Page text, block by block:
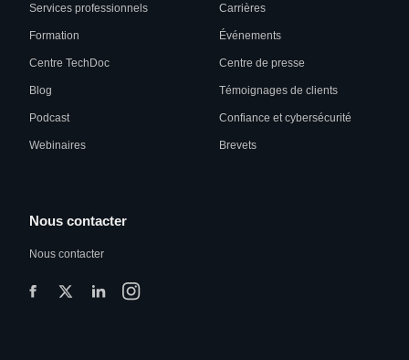
Services professionnels
Formation
Centre TechDoc
Blog
Podcast
Webinaires
Carrières
Événements
Centre de presse
Témoignages de clients
Confiance et cybersécurité
Brevets
Nous contacter
Nous contacter